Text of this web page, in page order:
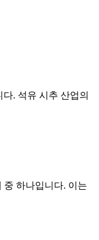
. 석유 시추 산업의
중 하나입니다. 이는